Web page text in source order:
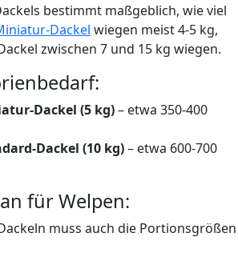
bestimmt maßgeblich, wie viel
Dackel wiegen meist 4-5 kg,
zwischen 7 und 15 kg wiegen.
Dackel (5 kg)– etwa 350-400
Dackel (10 kg)– etwa 600-700
für Welpen:
muss auch die Portionsgrößen